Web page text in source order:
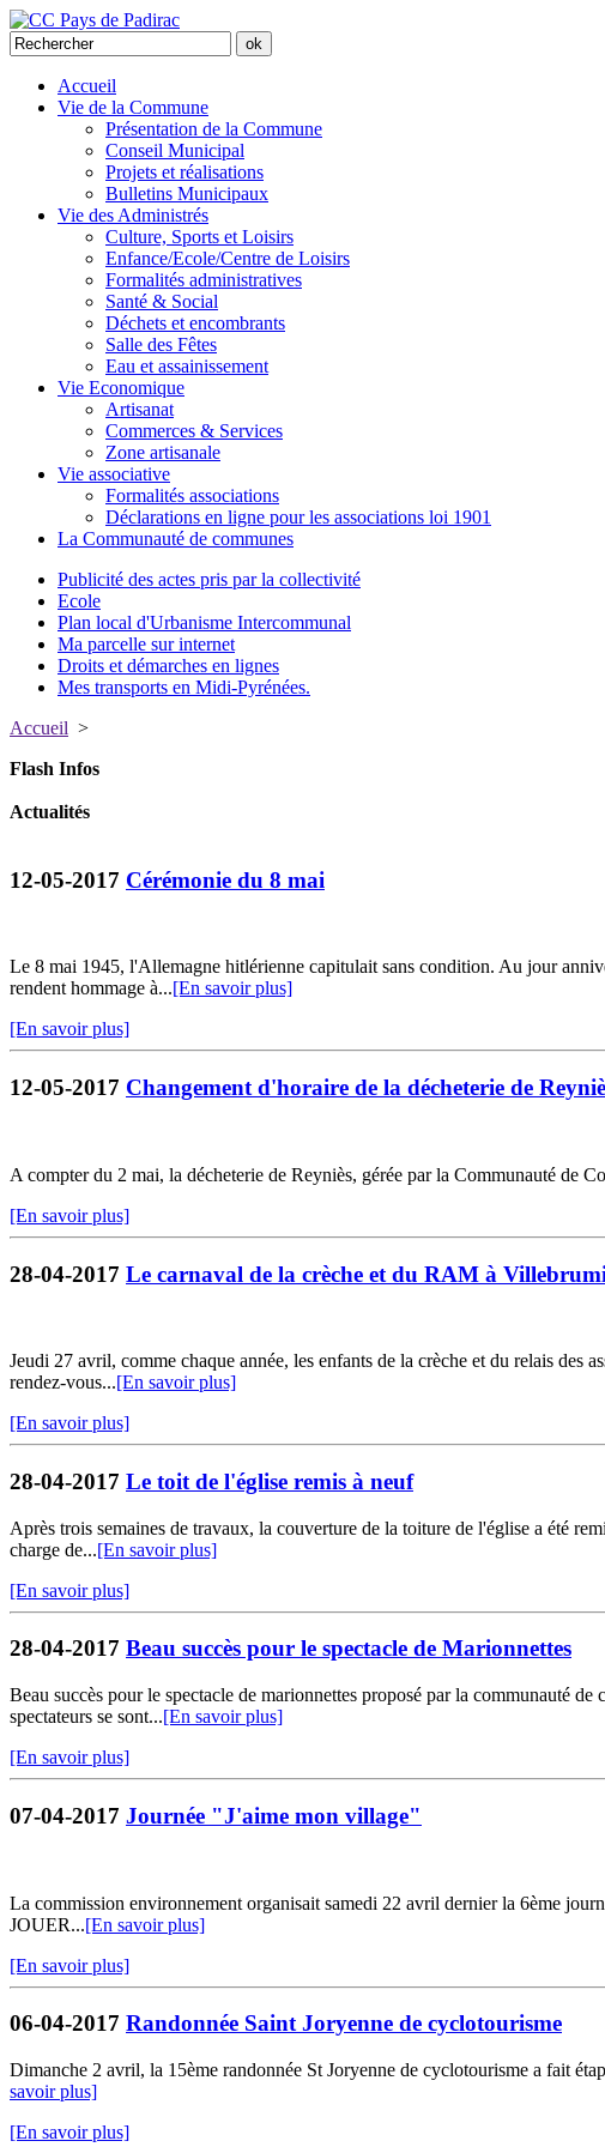
Accueil
Vie de la Commune
Présentation de la Commune
Conseil Municipal
Projets et réalisations
Bulletins Municipaux
Vie des Administrés
Culture, Sports et Loisirs
Enfance/Ecole/Centre de Loisirs
Formalités administratives
Santé & Social
Déchets et encombrants
Salle des Fêtes
Eau et assainissement
Vie Economique
Artisanat
Commerces & Services
Zone artisanale
Vie associative
Formalités associations
Déclarations en ligne pour les associations loi 1901
La Communauté de communes
Publicité des actes pris par la collectivité
Ecole
Plan local d'Urbanisme Intercommunal
Ma parcelle sur internet
Droits et démarches en lignes
Mes transports en Midi-Pyrénées.
Accueil >
Flash Infos
Actualités
12-05-2017 Cérémonie du 8 mai
Le 8 mai 1945, l'Allemagne hitlérienne capitulait sans condition. Au jour
rendent hommage à...[En savoir plus]
[En savoir plus]
12-05-2017 Changement d'horaire de la décheterie de
A compter du 2 mai, la décheterie de Reyniès, gérée par la Communauté de
[En savoir plus]
28-04-2017 Le carnaval de la crèche et du RAM à
Jeudi 27 avril, comme chaque année, les enfants de la crèche et du relais des
rendez-vous...[En savoir plus]
[En savoir plus]
28-04-2017 Le toit de l'église remis à neuf
Après trois semaines de travaux, la couverture de la toiture de l'église a été
charge de...[En savoir plus]
[En savoir plus]
28-04-2017 Beau succès pour le spectacle de Marionnettes
Beau succès pour le spectacle de marionnettes proposé par la communauté
spectateurs se sont...[En savoir plus]
[En savoir plus]
07-04-2017 Journée "J'aime mon village"
La commission environnement organisait samedi 22 avril dernier la 6ème
JOUER...[En savoir plus]
[En savoir plus]
06-04-2017 Randonnée Saint Joryenne de cyclotourisme
Dimanche 2 avril, la 15ème randonnée St Joryenne de cyclotourisme a fait
savoir plus]
[En savoir plus]